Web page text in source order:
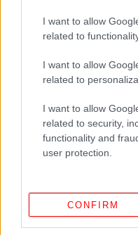
I want to allow
related to
I want to allow
related to
I want to allow
related to security,
functionality and
user protection.
CONFIRM
Μονακό, πιο ωραία